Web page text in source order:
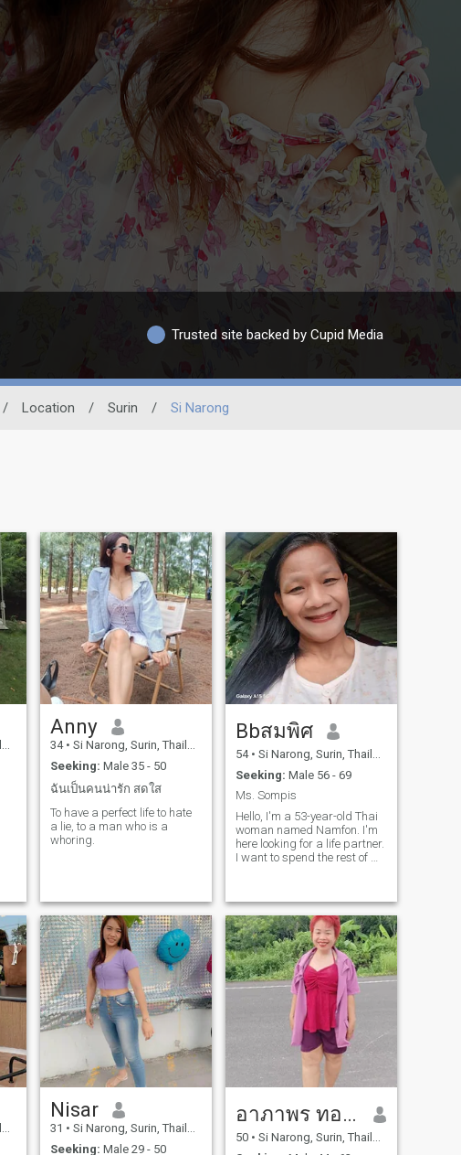
Trusted site backed by Cupid Media
/ Location / Surin / Si Narong
Anny
34 • Si Narong, Surin, Thailand
Seeking: Male 35 - 50
ฉันเป็นคนน่ารัก สดใส
To have a perfect life to hate
a lie, to a man who is a
whoring.
Bbสมพิศ
54 • Si Narong, Surin, Thailand
Seeking: Male 56 - 69
Ms. Sompis
Hello, I'm a 53-year-old Thai
woman named Namfon. I'm
here looking for a life partner.
I want to spend the rest of my
ready to spend his life with
me.
Nisar
31 • Si Narong, Surin, Thailand
Seeking: Male 29 - 50
อาภาพร ทองอ้ม
50 • Si Narong, Surin, Thailand